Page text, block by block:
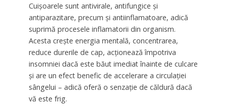
Cuișoarele sunt antivirale, antifungice și
antiparazitare, precum și antiinflamatoare, adică
suprimă procesele inflamatorii din organism.
Acesta crește energia mentală, concentrarea,
reduce durerile de cap, acționează împotriva
insomniei dacă este băut imediat înainte de culcare
și are un efect benefic de accelerare a circulației
sângelui – adică oferă o senzație de căldură dacă
vă este frig.